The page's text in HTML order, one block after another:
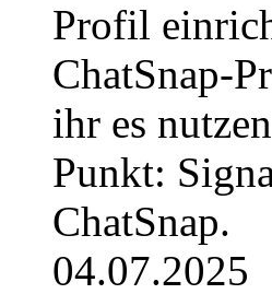
Profil
ChatSnap-
ihr es
Punkt:
ChatSnap.
04.07.2025